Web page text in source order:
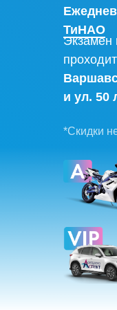
*Скидки
и ул. 50
ТиНАО